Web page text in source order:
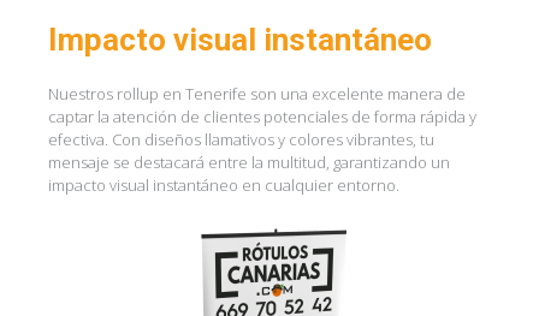
Impacto visual instantáneo
Nuestros rollup en Tenerife son una excelente manera de
captar la atención de clientes potenciales de forma rápida y
efectiva. Con diseños llamativos y colores vibrantes, tu
mensaje se destacará entre la multitud, garantizando un
impacto visual instantáneo en cualquier entorno.